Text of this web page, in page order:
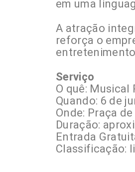
em uma
A atração
reforça o
Serviço
O quê: Musical
Quando: 6 de
Onde: Praça
Duração:
Entrada
Classificação: